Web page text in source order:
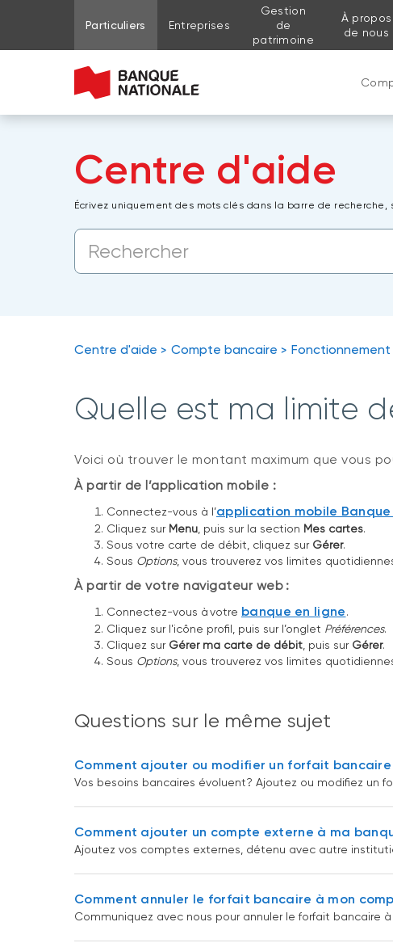
Aller au contenu de la page
Aller au menu principal
Me connecter à mon compte
Particuliers Entreprises
Gestion
de
patrimoine
À propos
de nous
Centre d'aide
Écrivez uniquement des mots clés dans la barre de
Centre d'aide Compte bancaire
Quelle est ma limite
Voici où trouver le montant maximum que vous
À partir de l’application mobile :
Connectez-vous à l’application mobile
Cliquez sur Menu, puis sur la section Mes cartes.
Sous votre carte de débit, cliquez sur Gérer.
Sous Options, vous trouverez vos limites
À partir de votre navigateur web :
Connectez-vous à votre banque en ligne.
Cliquez sur l'icône profil, puis sur l’onglet Préférences.
Cliquez sur Gérer ma carte de débit, puis sur Gérer.
Sous Options, vous trouverez vos limites
Questions sur le même sujet
Comment ajouter ou modifier un forfait bancaire
Vos besoins bancaires évoluent? Ajoutez ou modifiez
Comment ajouter un compte externe à ma
Ajoutez vos comptes externes, détenu avec autre
Comment annuler le forfait bancaire à mon
Communiquez avec nous pour annuler le forfait bancaire